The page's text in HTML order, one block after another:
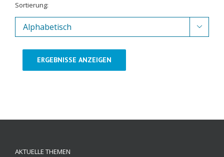
Sortierung:

ERGEBNISSE ANZEIGEN
AKTUELLE THEMEN